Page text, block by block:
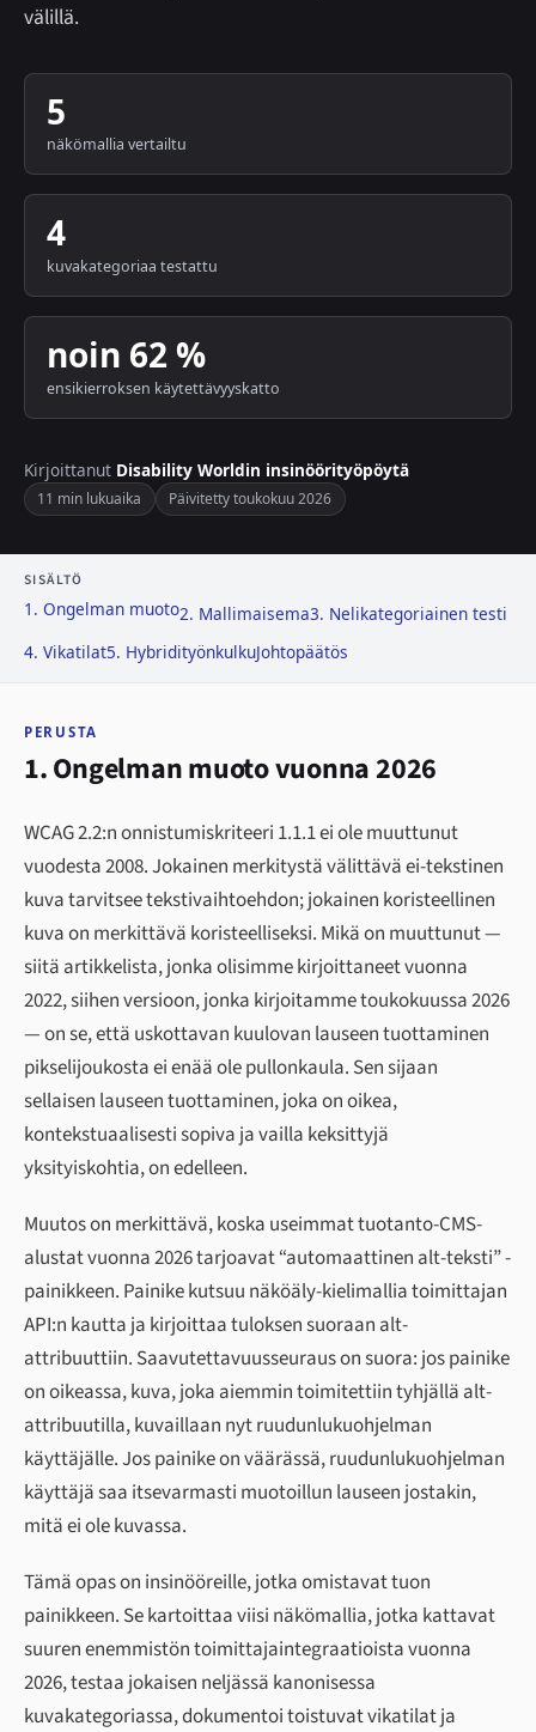
välillä.
5
näkömallia vertailtu
4
kuvakategoriaa testattu
noin 62 %
ensikierroksen käytettävyyskatto
Kirjoittanut Disability Worldin insinöörityöpöytä
11 min lukuaika Päivitetty toukokuu 2026
SISÄLTÖ
1. Ongelman muoto2. Mallimaisema3. Nelikategoriainen testi
4. Vikatilat5. HybridityönkulkuJohtopäätös
PERUSTA
1. Ongelman muoto vuonna 2026
WCAG 2.2:n onnistumiskriteeri 1.1.1 ei ole muuttunut
vuodesta 2008. Jokainen merkitystä välittävä ei-tekstinen
kuva tarvitsee tekstivaihtoehdon; jokainen koristeellinen
kuva on merkittävä koristeelliseksi. Mikä on muuttunut —
siitä artikkelista, jonka olisimme kirjoittaneet vuonna
2022, siihen versioon, jonka kirjoitamme toukokuussa 2026
— on se, että uskottavan kuulovan lauseen tuottaminen
pikselijoukosta ei enää ole pullonkaula. Sen sijaan
sellaisen lauseen tuottaminen, joka on oikea,
kontekstuaalisesti sopiva ja vailla keksittyjä
yksityiskohtia, on edelleen.
Muutos on merkittävä, koska useimmat tuotanto-CMS-
alustat vuonna 2026 tarjoavat “automaattinen alt-teksti” -
painikkeen. Painike kutsuu näköäly-kielimallia toimittajan
API:n kautta ja kirjoittaa tuloksen suoraan alt-
attribuuttiin. Saavutettavuusseuraus on suora: jos painike
on oikeassa, kuva, joka aiemmin toimitettiin tyhjällä alt-
attribuutilla, kuvaillaan nyt ruudunlukuohjelman
käyttäjälle. Jos painike on väärässä, ruudunlukuohjelman
käyttäjä saa itsevarmasti muotoillun lauseen jostakin,
mitä ei ole kuvassa.
Tämä opas on insinööreille, jotka omistavat tuon
painikkeen. Se kartoittaa viisi näkömallia, jotka kattavat
suuren enemmistön toimittajaintegraatioista vuonna
2026, testaa jokaisen neljässä kanonisessa
kuvakategoriassa, dokumentoi toistuvat vikatilat ja